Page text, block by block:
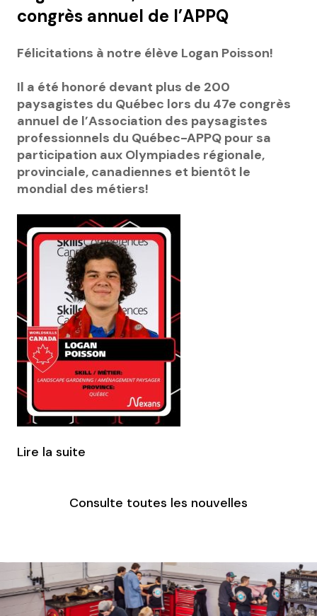
congrès annuel de l’APPQ
Félicitations à notre élève Logan Poisson!
Il a été honoré devant plus de 200
paysagistes du Québec lors du 47e congrès
annuel de l’Association des paysagistes
professionnels du Québec-APPQ pour sa
participation aux Olympiades régionale,
provinciale, canadiennes et bientôt le
mondial des métiers!
Lire la suite
Consulte toutes les nouvelles